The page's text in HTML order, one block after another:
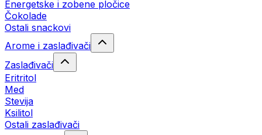
Energetske i zobene pločice
Čokolade
Ostali snackovi
Arome i zaslađivači
Zaslađivači
Eritritol
Med
Stevija
Ksilitol
Ostali zaslađivači